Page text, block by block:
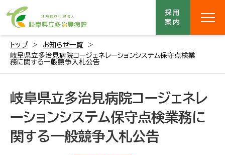
採用
案内
トップ
お知らせ一覧
岐阜県立多治見病院コージェネレーションシステム保守点検業
務に関する一般競争入札公告
岐阜県立多治見病院コージェネレ
ーションシステム保守点検業務に
関する一般競争入札公告